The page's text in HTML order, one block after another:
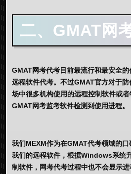
二、GMAT网
GMAT网考代考目前最流行和最安全
远程软件代考。不过GMAT官方对于
场中很多机构使用的远程控制软件或
GMAT网考监考软件检测到使用进程。
我们MEXM作为在GMAT代考领域的
我们的远程软件，根据Windows系统
制软件，网考代考过程中也不会显示